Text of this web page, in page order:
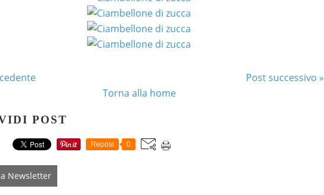
Post successivo »
Torna alla home
POST
Repost 0
Newsletter